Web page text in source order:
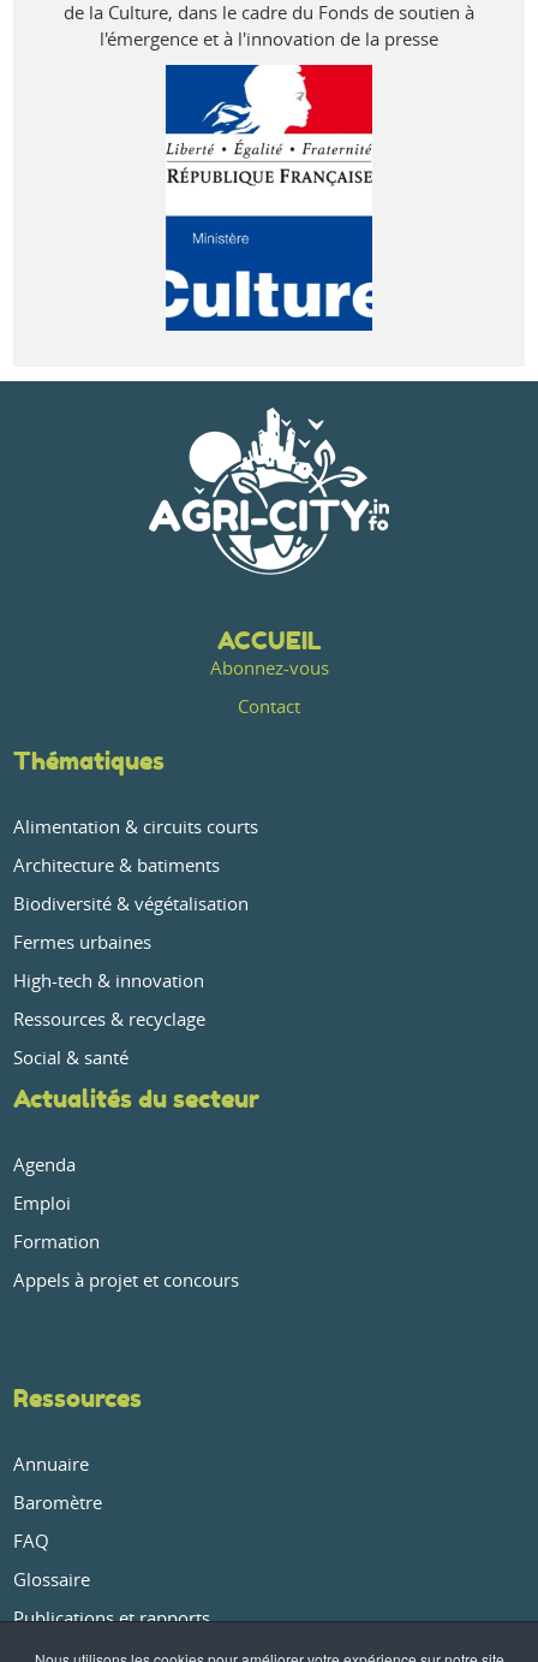
de la Culture, dans le cadre du Fonds de soutien à
l'émergence et à l'innovation de la presse
ACCUEIL
Abonnez-vous
Contact
Thématiques
Alimentation & circuits courts
Architecture & batiments
Biodiversité & végétalisation
Fermes urbaines
High-tech & innovation
Ressources & recyclage
Social & santé
Actualités du secteur
Agenda
Emploi
Formation
Appels à projet et concours
Ressources
Annuaire
Baromètre
FAQ
Glossaire
Publications et rapports